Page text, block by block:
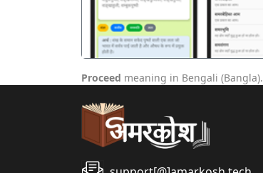
Proceed meaning in Bengali (Bangla).